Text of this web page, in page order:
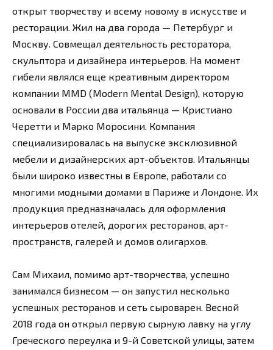
открыт творчеству и всему новому в искусстве и
ресторации. Жил на два города — Петербург и
Москву. Совмещал деятельность ресторатора,
скульптора и дизайнера интерьеров. На момент
гибели являлся еще креативным директором
компании MMD (Modern Mental Design), которую
основали в России два итальянца — Кристиано
Черетти и Марко Моросини. Компания
специализировалась на выпуске эксклюзивной
мебели и дизайнерских арт-объектов. Итальянцы
были широко известны в Европе, работали со
многими модными домами в Париже и Лондоне. Их
продукция предназначалась для оформления
интерьеров отелей, дорогих ресторанов, арт-
пространств, галерей и домов олигархов.
Сам Михаил, помимо арт-творчества, успешно
занимался бизнесом — он запустил несколько
успешных ресторанов и сеть сыроварен. Весной
2018 года он открыл первую сырную лавку на углу
Греческого переулка и 9-й Советской улицы, затем